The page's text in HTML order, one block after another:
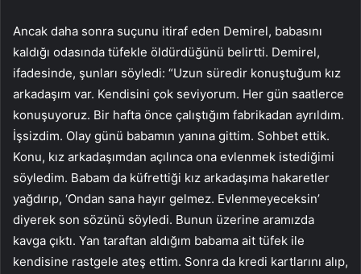
Ancak daha sonra suçunu itiraf eden Demirel, babasını
kaldığı odasında tüfekle öldürdüğünü belirtti. Demirel,
ifadesinde, şunları söyledi: “Uzun süredir konuştuğum kız
arkadaşım var. Kendisini çok seviyorum. Her gün saatlerce
konuşuyoruz. Bir hafta önce çalıştığım fabrikadan ayrıldım.
İşsizdim. Olay günü babamın yanına gittim. Sohbet ettik.
Konu, kız arkadaşımdan açılınca ona evlenmek istediğimi
söyledim. Babam da küfrettiği kız arkadaşıma hakaretler
yağdırıp, ‘Ondan sana hayır gelmez. Evlenmeyeceksin’
diyerek son sözünü söyledi. Bunun üzerine aramızda
kavga çıktı. Yan taraftan aldığım babama ait tüfek ile
kendisine rastgele ateş ettim. Sonra da kredi kartlarını alıp,